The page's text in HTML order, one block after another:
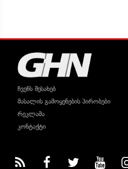
ჩვენს შესახებ
მასალის გამოყენების პირობები
რეკლამა
კონტაქტი